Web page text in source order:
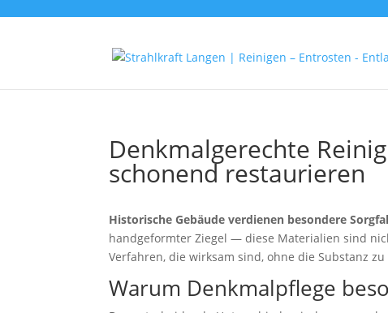
Denkmalgerechte
schonend restaurieren
Historische Gebäude verdienen besondere
handgeformter Ziegel — diese Materialien sind
Verfahren, die wirksam sind, ohne die Substanz
Warum Denkmalpflege